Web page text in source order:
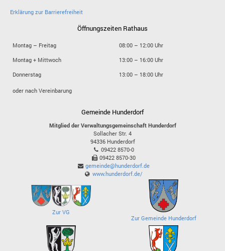
Erklärung zur Barrierefreiheit
Öffnungszeiten Rathaus
Montag – Freitag
08:00 – 12:00 Uhr
Montag + Mittwoch
13:00 – 16:00 Uhr
Donnerstag
13:00 – 18:00 Uhr
oder nach Vereinbarung
Gemeinde Hunderdorf
Mitglied der Verwaltungsgemeinschaft Hunderdorf
Sollacher Str. 4
94336 Hunderdorf
09422 8570-0
09422 8570-30
gemeinde@hunderdorf.de
www.hunderdorf.de/
Zur VG
Zur Gemeinde Hunderdorf